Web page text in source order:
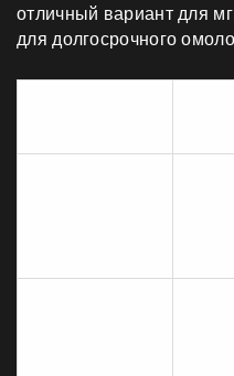
отличный вариант для
для долгосрочного